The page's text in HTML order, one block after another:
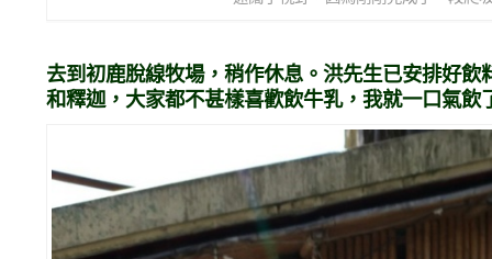
去到初鹿脫線牧場，稍作休息。洪先生已安排好
和釋迦，大家都不甚樣喜歡飲牛乳，我就一口氣飲